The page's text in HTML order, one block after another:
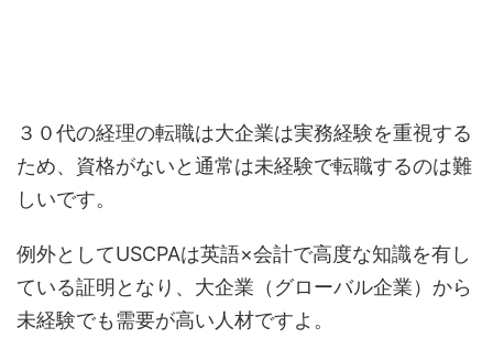
３０代の経理の転職は大企業は実務経験を重視する
ため、資格がないと通常は未経験で転職するのは難
しいです。
例外としてUSCPAは英語×会計で高度な知識を有し
ている証明となり、大企業（グローバル企業）から
未経験でも需要が高い人材ですよ。